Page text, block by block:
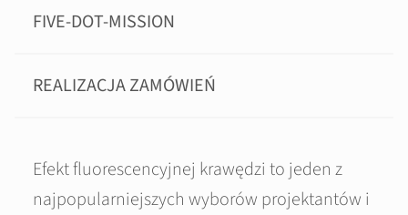
FIVE-DOT-MISSION
REALIZACJA ZAMÓWIEŃ
Efekt fluorescencyjnej krawędzi to jeden z
najpopularniejszych wyborów projektantów i